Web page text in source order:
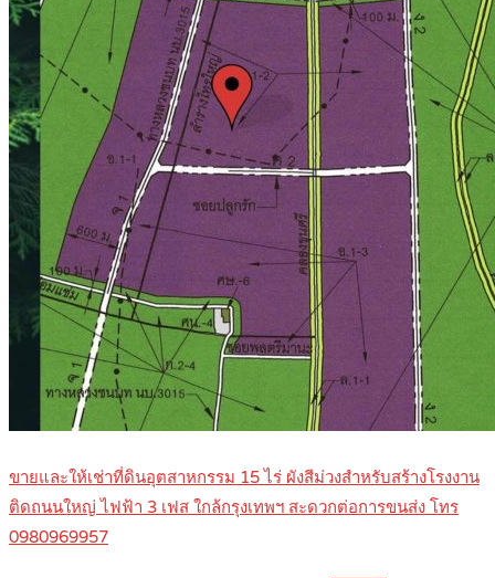
ขายและให้เช่าที่ดินอุตสาหกรรม 15 ไร่ ผังสีม่วงสำหรับสร้างโรงงาน
ติดถนนใหญ่ ไฟฟ้า 3 เฟส ใกล้กรุงเทพฯ สะดวกต่อการขนส่ง โทร
0980969957